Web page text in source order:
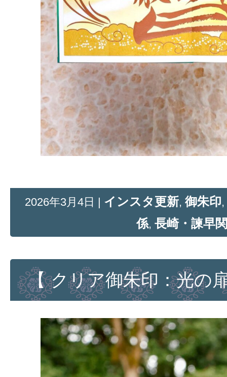
2026年3月4日 | インスタ更新, 御朱印,
係, 長崎・諫早
【 クリア御朱印：光の